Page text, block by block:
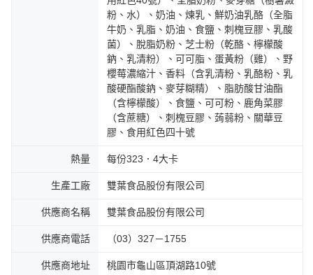
粉、水）、奶油、煉乳、鮮奶油乳酪（全脂
牛奶、乳脂、奶油、食鹽、刺槐豆膠、乳酸
菌）、脫脂奶粉、芝士粉（乾酪、檸檬酸
鈉、乳清粉）、可可脂、蛋黃粉（雞）、野
櫻莓濃縮汁、香料（含乳清粉、乳酪粉、乳
酸硬酯酸鈉、麥芽糊精）、脂肪酸甘油酯
（含檸檬酸）、食鹽、可可粉、鹿角菜膠
（含蔗糖）、刺槐豆膠、蒟蒻粉、關華豆
膠、食用紅色四十號
熱量 每份323．4大卡
生產工廠 雙葉食品股份有限公司
供應商名稱 雙葉食品股份有限公司
供應商電話 （03）327－1755
供應商地址 桃園市龜山區頂湖路10號